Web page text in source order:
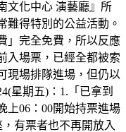
文化中心 演藝廳』所
難得特別的公益活動。
」完全免費，所以反應
入場票，已經全都被索
現場排隊進場，但仍以
星期五)：1.「已拿到
上06：00開始持票進場
有票者也不再開放入